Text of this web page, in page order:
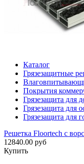
Каталог
Грязезащитные
Покрытия
Грязезащита для
Грязезащита для
Грязезащита для
Решетка Floortech с
12840.00 руб
Купить